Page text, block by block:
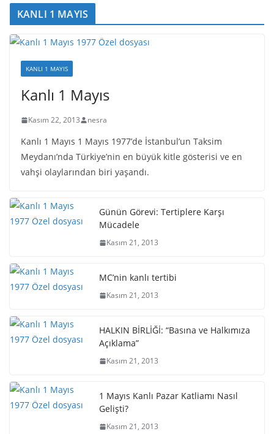
KANLI 1 MAYIS
KANLI 1 MAYIS
Kanlı 1 Mayıs
Kasım 22, 2013 nesra
Kanlı 1 Mayıs 1 Mayıs 1977’de İstanbul’un Taksim
Meydanı’nda Türkiye’nin en büyük kitle gösterisi ve en
vahşi olaylarından biri yaşandı.
Günün Görevi: Tertiplere Karşı
Mücadele
Kasım 21, 2013
MC’nin kanlı tertibi
Kasım 21, 2013
HALKIN BİRLİĞİ: “Basına ve Halkımıza
Açıklama”
Kasım 21, 2013
1 Mayıs Kanlı Pazar Katliamı Nasıl
Gelişti?
Kasım 21, 2013